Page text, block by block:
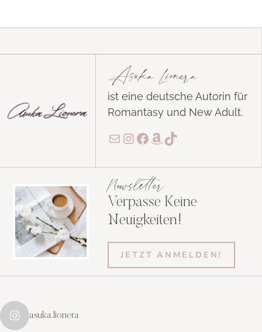
Asuka Lionera
ist eine deutsche Autorin für
Romantasy und New Adult.
E-MailInstagram
Facebook
Amazon
TikTok
Newsletter
Verpasse Keine
Neuigkeiten!
JETZT ANMELDEN!
asuka.lionera